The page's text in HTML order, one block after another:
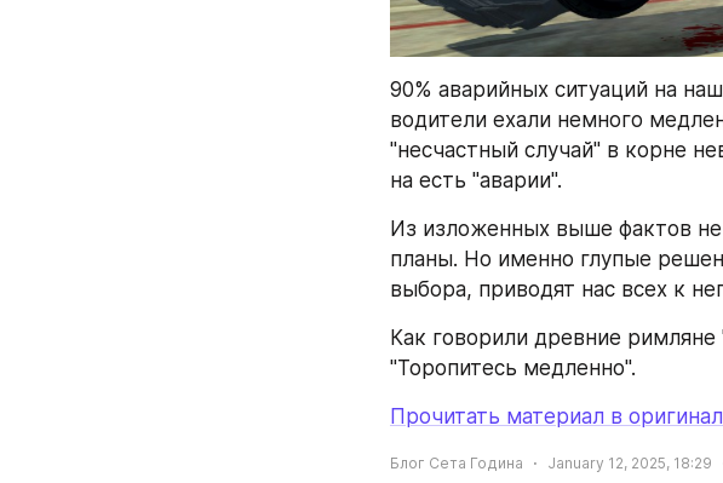
90% аварийных ситуаций на
водители ехали немного
"несчастный случай" в корне
на есть "аварии".
Из изложенных выше фактов
планы. Но именно глупые
выбора, приводят нас всех к
Как говорили древние
"Торопитесь медленно".
Прочитать материал в
Блог Сета Година January 12, 2025, 18:29